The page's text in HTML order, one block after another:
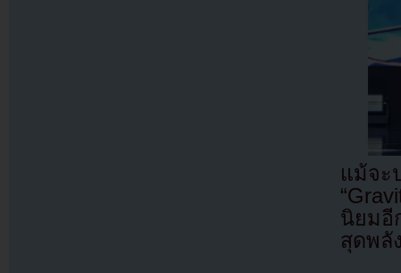
แม้จ
นิยมอี
สุดพลั